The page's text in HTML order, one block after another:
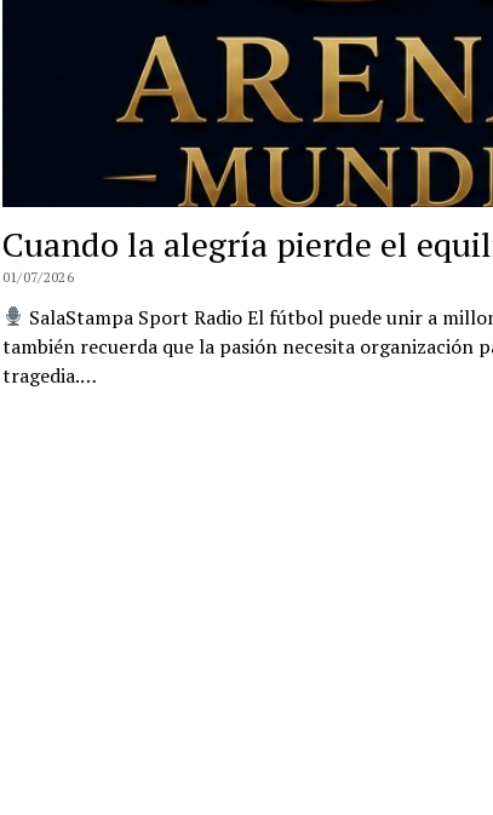
Cuando la alegría pierde el
01/07/2026
SalaStampa Sport Radio El fútbol puede unir a
también recuerda que la pasión necesita organización
tragedia.…